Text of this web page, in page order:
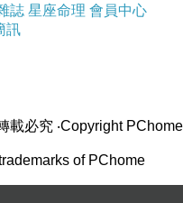
誌 星座命理 會員中心
訊
載必究 ‧Copyright PChome
of PChome